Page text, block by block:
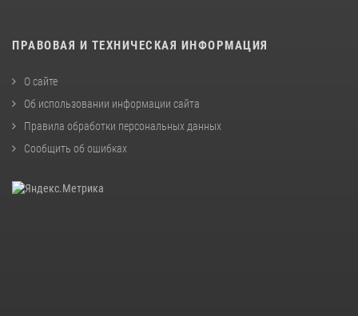
ПРАВОВАЯ И ТЕХНИЧЕСКАЯ ИНФОРМАЦИЯ
О сайте
Об использовании информации сайта
Правила обработки персональных данных
Сообщить об ошибках